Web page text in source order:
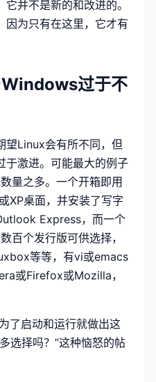
并不是新的和改进的。
因为只有在这里，它才有
过于不
望Linux会有所不同，但
于激进。可能最大的例子
量之多。一个开箱即用
XP桌面，并安装了写字
Express，而一个
百个发行版可供选择，
等等，有vi或emacs
或Firefox或Mozilla，
了启动和运行就做出这
选择吗？”这种恼怒的帖